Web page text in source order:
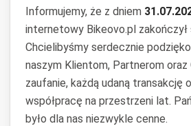
Informujemy, że z dniem
internetowy Bikeovo.pl zakończył
Chcielibyśmy serdecznie
naszym Klientom, Partnerom oraz
zaufanie, każdą udaną transakcję
współpracę na przestrzeni lat.
było dla nas niezwykle cenne.